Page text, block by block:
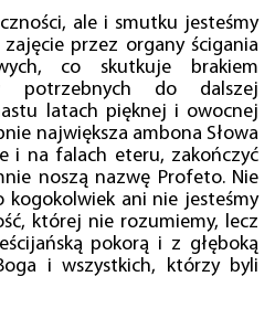
ale i smutku jesteśmy
przez organy ścigania
co skutkuje brakiem
potrzebnych do dalszej
latach pięknej i owocnej
największa ambona Słowa
i na falach eteru, zakończyć
noszą nazwę Profeto. Nie
kogokolwiek ani nie jesteśmy
której nie rozumiemy, lecz
pokorą i z głęboką
i wszystkich, którzy byli